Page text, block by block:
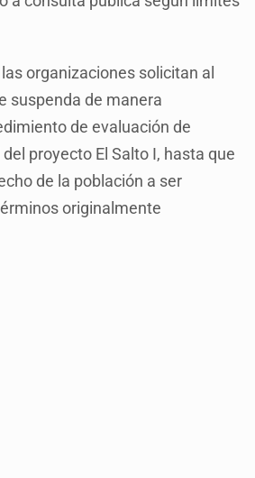
organizaciones solicitan al
suspenda de manera
de evaluación de
proyecto El Salto I, hasta que
de la población a ser
originalmente